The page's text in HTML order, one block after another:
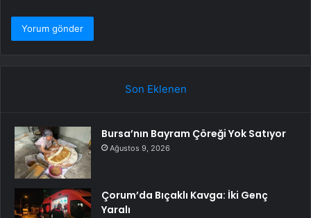
Son Eklenen
Bursa’nın Bayram Çöreği Yok Satıyor
Ağustos 9, 2026
Çorum’da Bıçaklı Kavga: İki Genç
Yaralı